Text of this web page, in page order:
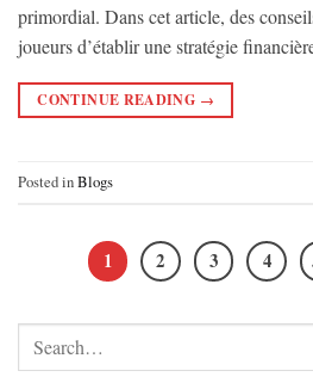
primordial. Dans cet article, des
joueurs d’établir une stratégie
CONTINUE READING →
Posted inBlogs
1 2 3 4
Search
for: